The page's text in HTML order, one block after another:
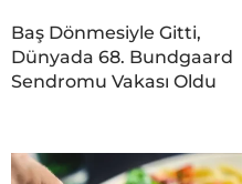
Baş Dönmesiyle Gitti,
Dünyada 68. Bundgaard
Sendromu Vakası Oldu